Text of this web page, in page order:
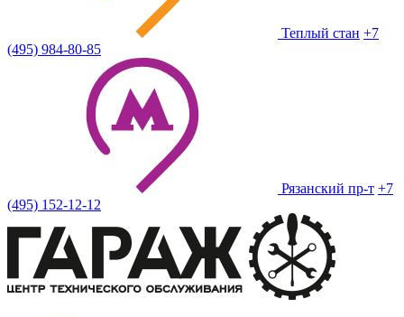
Теплый стан +7
(495) 984-80-85
Рязанский пр-т +7
(495) 152-12-12